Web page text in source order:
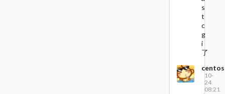
s
t
c
g
i
了
centos
10-
24
08:21